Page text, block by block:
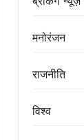
मनोरंजन
राजनीति
विश्व